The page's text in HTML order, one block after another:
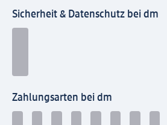
Sicherheit & Datenschutz bei dm
Zahlungsarten bei dm